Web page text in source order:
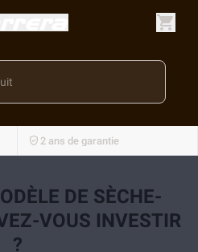
2 ans de garantie
DE SÈCHE-
VOUS INVESTIR
?